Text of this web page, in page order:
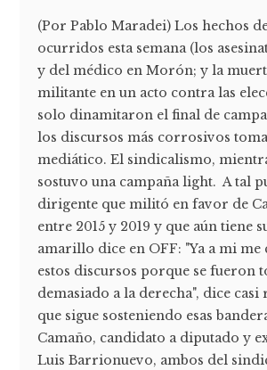
(Por Pablo Maradei) Los hechos
ocurridos esta semana (los
y del médico en Morón; y la
militante en un acto contra las
solo dinamitaron el final de
los discursos más corrosivos
mediático. El sindicalismo,
sostuvo una campaña light. A tal
dirigente que militó en favor de
entre 2015 y 2019 y que aún tiene
amarillo dice en OFF: "Ya a mi me
estos discursos porque se fueron
demasiado a la derecha", dice casi
que sigue sosteniendo esas
Camaño, candidato a diputado y
Luis Barrionuevo, ambos del